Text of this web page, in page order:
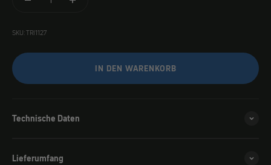
SKU: TRI1127
IN DEN WARENKORB
Technische Daten
Lieferumfang